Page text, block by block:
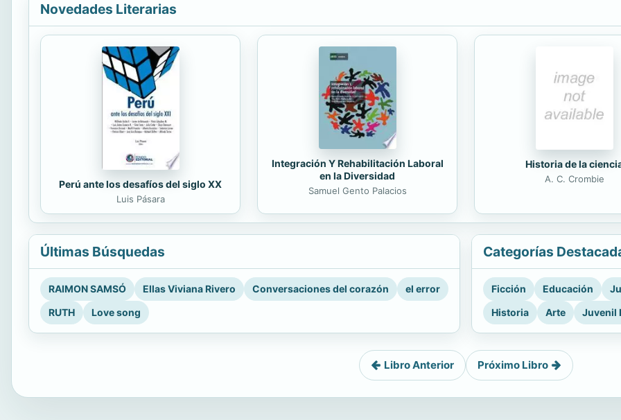
Novedades Literarias
Perú ante los desafíos del siglo XX
Luis Pásara
Integración Y Rehabilitación Laboral
en la Diversidad
Samuel Gento Palacios
Historia de la
A. C. Crombie
Últimas Búsquedas
RAIMON SAMSÓ Ellas Viviana Rivero Conversaciones del corazón
el error
RUTH
Love song
Categorías
Ficción Educación
Historia
Arte Juvenil
Libro Anterior Próximo Libro